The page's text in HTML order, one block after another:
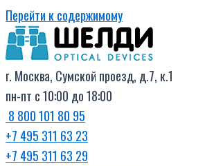
Перейти к содержимому
г. Москва, Сумской проезд, д.7, к.1
пн-пт с 10:00 до 18:00
8 800 101 80 95
+7 495 311 63 23
+7 495 311 63 29